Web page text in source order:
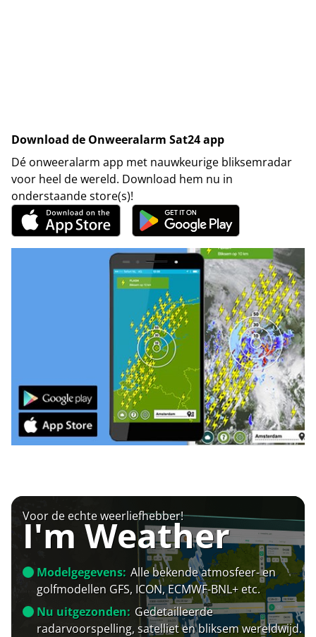
Download de Onweeralarm Sat24 app
Dé onweeralarm app met nauwkeurige bliksemradar
voor heel de wereld. Download hem nu in
onderstaande store(s)!
Voor de echte weerliefhebber!
I'm Weather
Modelgegevens: Alle bekende atmosfeer- en
golfmodellen GFS, ICON, ECMWF-BNL+ etc.
Nu uitgezonden: Gedetailleerde
radarvoorspelling, satelliet en bliksem wereldwijd.